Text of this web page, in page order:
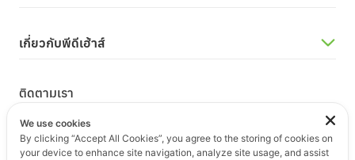
เกี่ยวกับพีดีเฮ้าส์
ติดตามเรา
We use cookies
By clicking “Accept All Cookies”, you agree to the storing of cookies on
your device to enhance site navigation, analyze site usage, and assist